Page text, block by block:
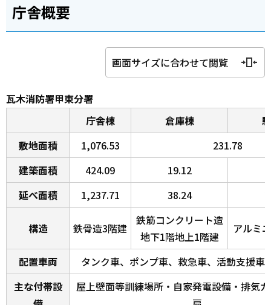
庁舎概要
画面サイズに合わせて閲覧
瓦木消防署甲東分署
庁舎棟
倉庫棟
敷地面積
1,076.53
231.78
建築面積
424.09 19.12
延べ面積
1,237.71 38.24
構造 鉄骨造3階建
鉄筋コンクリート造
地下1階地上1階建
アルミ
配置車両
タンク車、ポンプ車、救急車、活動支援車
主な付帯設
屋上壁面等訓練場所・自家発電設備・排気